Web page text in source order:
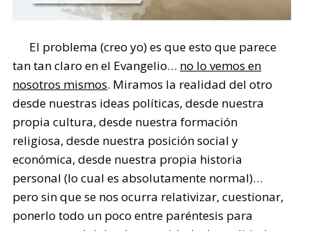
El problema (creo yo) es que esto que parece
tan tan claro en el Evangelio… no lo vemos en
nosotros mismos. Miramos la realidad del otro
desde nuestras ideas políticas, desde nuestra
propia cultura, desde nuestra formación
religiosa, desde nuestra posición social y
económica, desde nuestra propia historia
personal (lo cual es absolutamente normal)…
pero sin que se nos ocurra relativizar, cuestionar,
ponerlo todo un poco entre paréntesis para